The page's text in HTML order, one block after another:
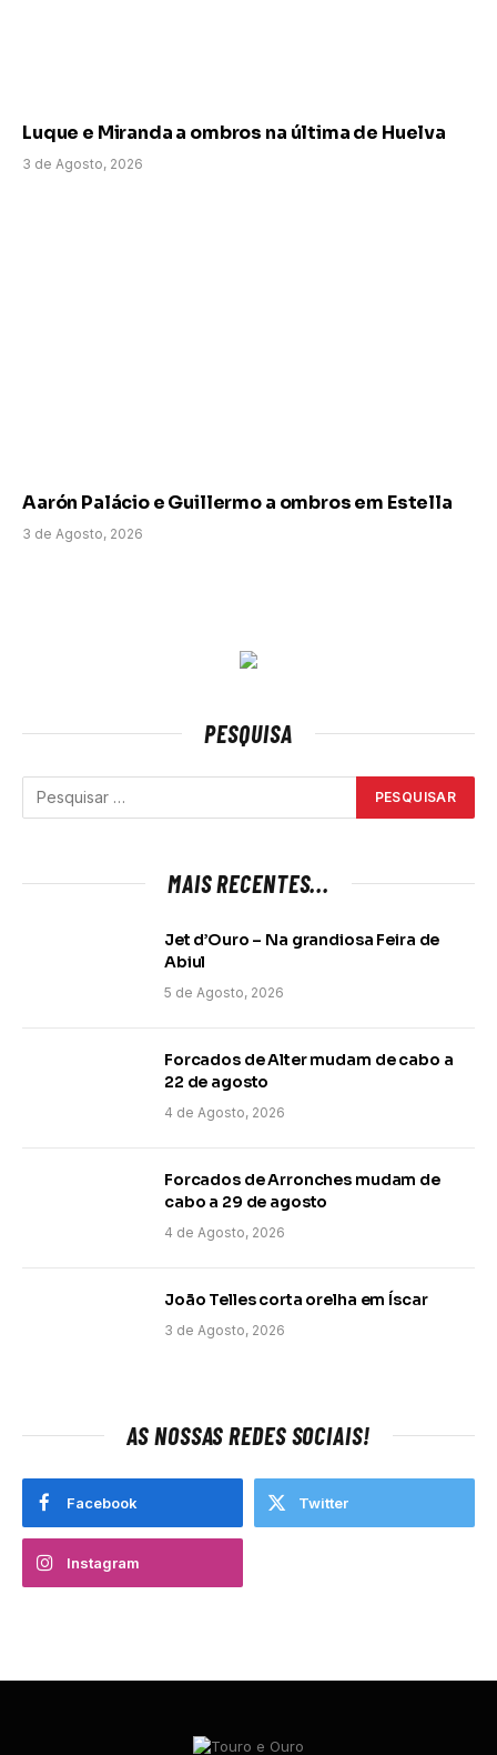
Luque e Miranda a ombros na última de Huelva
3 de Agosto, 2026
Aarón Palácio e Guillermo a ombros em Estella
3 de Agosto, 2026
PESQUISA
MAIS RECENTES...
Jet d’Ouro – Na grandiosa Feira de
Abiul
5 de Agosto, 2026
Forcados de Alter mudam de cabo a
22 de agosto
4 de Agosto, 2026
Forcados de Arronches mudam de
cabo a 29 de agosto
4 de Agosto, 2026
João Telles corta orelha em Íscar
3 de Agosto, 2026
AS NOSSAS REDES SOCIAIS!
Facebook Twitter
Instagram